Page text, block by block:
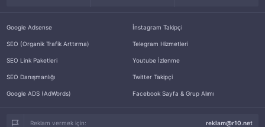
Google Adsense
SEO (Organik Trafik Arttırma)
SEO Link Paketleri
SEO Danışmanlığı
Google ADS (AdWords)
İnstagram Takipçi
Telegram Hizmetleri
Youtube İzlenme
Twitter Takipçi
Facebook Sayfa & Grup Alımı
Reklam vermek için: reklam@r10.net